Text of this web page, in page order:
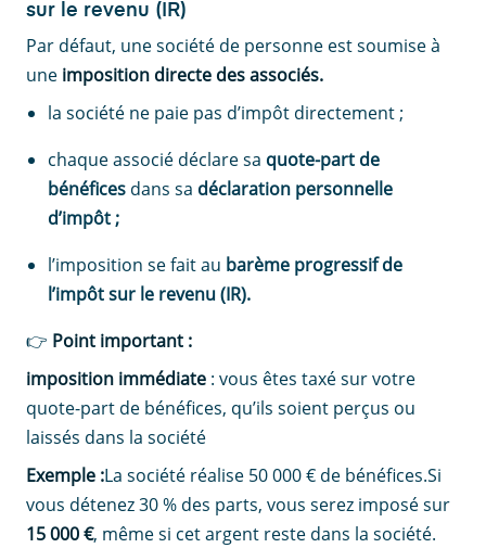
sur le revenu (IR)
Par défaut, une société de personne est soumise à
une imposition directe des associés.
la société ne paie pas d’impôt directement ;
chaque associé déclare sa quote-part de
bénéfices dans sa déclaration personnelle
d’impôt ;
l’imposition se fait au barème progressif de
l’impôt sur le revenu (IR).
👉 Point important :
imposition immédiate : vous êtes taxé sur votre
quote-part de bénéfices, qu’ils soient perçus ou
laissés dans la société
Exemple :La société réalise 50 000 € de bénéfices.Si
vous détenez 30 % des parts, vous serez imposé sur
15 000 €, même si cet argent reste dans la société.